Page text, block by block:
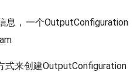
息，一个OutputConfiguration
式来创建OutputConfiguration